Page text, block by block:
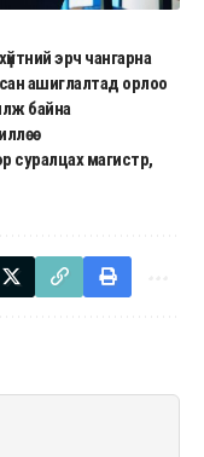
эрч чангарна
ашиглалтад орлоо
байна
суралцах магистр,